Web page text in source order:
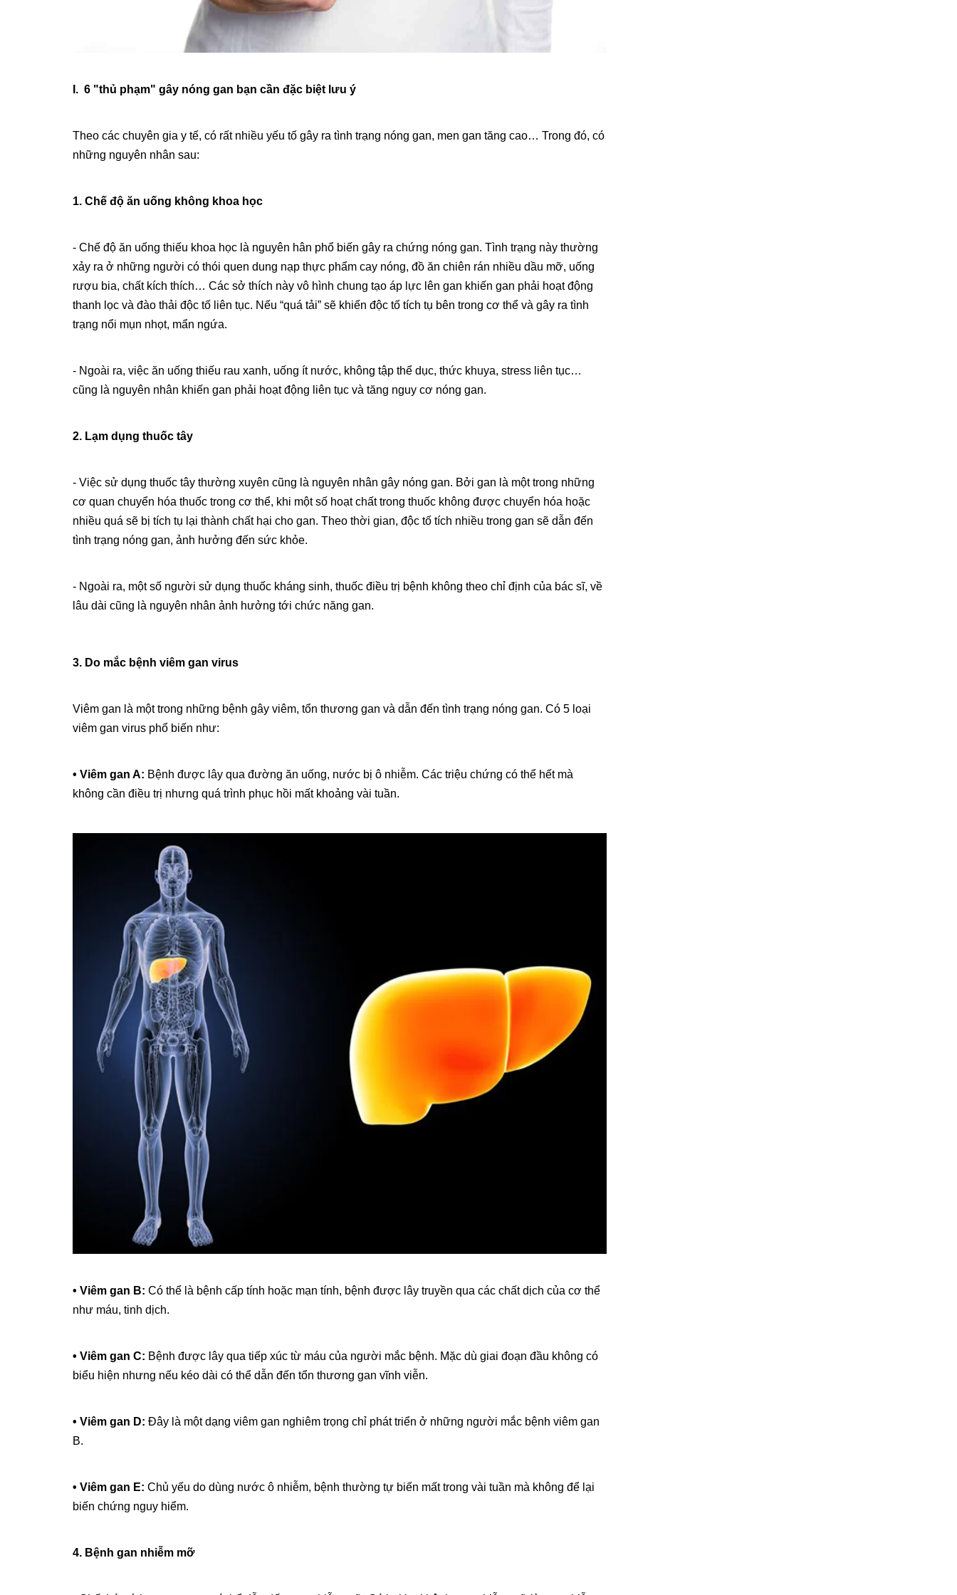
I. 6 "thủ phạm" gây nóng gan bạn cần đặc biệt lưu ý
Theo các chuyên gia y tế, có rất nhiều yếu tố gây ra tình trạng nóng gan, men gan tăng cao… Trong đó, có
những nguyên nhân sau:
1. Chế độ ăn uống không khoa học
- Chế độ ăn uống thiếu khoa học là nguyên hân phổ biến gây ra chứng nóng gan. Tình trạng này thường
xảy ra ở những người có thói quen dung nạp thực phẩm cay nóng, đồ ăn chiên rán nhiều dầu mỡ, uống
rượu bia, chất kích thích… Các sở thích này vô hình chung tạo áp lực lên gan khiến gan phải hoạt động
thanh lọc và đào thải độc tố liên tục. Nếu “quá tải” sẽ khiến độc tố tích tụ bên trong cơ thể và gây ra tình
trạng nổi mụn nhọt, mẩn ngứa.
- Ngoài ra, việc ăn uống thiếu rau xanh, uống ít nước, không tập thể dục, thức khuya, stress liên tục…
cũng là nguyên nhân khiến gan phải hoạt động liên tục và tăng nguy cơ nóng gan.
2. Lạm dụng thuốc tây
- Việc sử dụng thuốc tây thường xuyên cũng là nguyên nhân gây nóng gan. Bởi gan là một trong những
cơ quan chuyển hóa thuốc trong cơ thể, khi một số hoạt chất trong thuốc không được chuyển hóa hoặc
nhiều quá sẽ bị tích tụ lại thành chất hại cho gan. Theo thời gian, độc tố tích nhiều trong gan sẽ dẫn đến
tình trạng nóng gan, ảnh hưởng đến sức khỏe.
- Ngoài ra, một số người sử dụng thuốc kháng sinh, thuốc điều trị bệnh không theo chỉ định của bác sĩ, về
lâu dài cũng là nguyên nhân ảnh hưởng tới chức năng gan.
3. Do mắc bệnh viêm gan virus
Viêm gan là một trong những bệnh gây viêm, tổn thương gan và dẫn đến tình trạng nóng gan. Có 5 loại
viêm gan virus phổ biến như:
• Viêm gan A: Bệnh được lây qua đường ăn uống, nước bị ô nhiễm. Các triệu chứng có thể hết mà
không cần điều trị nhưng quá trình phục hồi mất khoảng vài tuần.
• Viêm gan B: Có thể là bệnh cấp tính hoặc mạn tính, bệnh được lây truyền qua các chất dịch của cơ thể
như máu, tinh dịch.
• Viêm gan C: Bệnh được lây qua tiếp xúc từ máu của người mắc bệnh. Mặc dù giai đoạn đầu không có
biểu hiện nhưng nếu kéo dài có thể dẫn đến tổn thương gan vĩnh viễn.
• Viêm gan D: Đây là một dạng viêm gan nghiêm trọng chỉ phát triển ở những người mắc bệnh viêm gan
B.
• Viêm gan E: Chủ yếu do dùng nước ô nhiễm, bệnh thường tự biến mất trong vài tuần mà không để lại
biến chứng nguy hiểm.
4. Bệnh gan nhiễm mỡ